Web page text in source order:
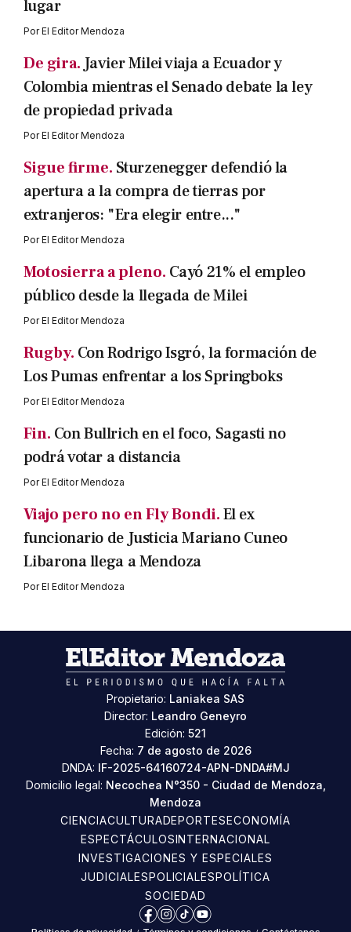
lugar
PorEl Editor Mendoza
De gira. Javier Milei viaja a Ecuador y
Colombia mientras el Senado debate la ley
de propiedad privada
PorEl Editor Mendoza
Sigue firme. Sturzenegger defendió la
apertura a la compra de tierras por
extranjeros: "Era elegir entre..."
PorEl Editor Mendoza
Motosierra a pleno. Cayó 21% el empleo
público desde la llegada de Milei
PorEl Editor Mendoza
Rugby. Con Rodrigo Isgró, la formación de
Los Pumas enfrentar a los Springboks
PorEl Editor Mendoza
Fin. Con Bullrich en el foco, Sagasti no
podrá votar a distancia
PorEl Editor Mendoza
Viajo pero no en Fly Bondi.El ex
funcionario de Justicia Mariano Cuneo
Libarona llega a Mendoza
PorEl Editor Mendoza
Propietario: Laniakea SAS
Director: Leandro Geneyro
Edición: 521
Fecha: 7 de agosto de 2026
DNDA: IF-2025-64160724-APN-DNDA#MJ
Domicilio legal: Necochea N°350 - Ciudad de Mendoza,
Mendoza
CIENCIACULTURADEPORTESECONOMÍA
ESPECTÁCULOSINTERNACIONAL
INVESTIGACIONES Y ESPECIALES
JUDICIALESPOLICIALESPOLÍTICA
SOCIEDAD
Facebook
Instagram
TikTokYouTube